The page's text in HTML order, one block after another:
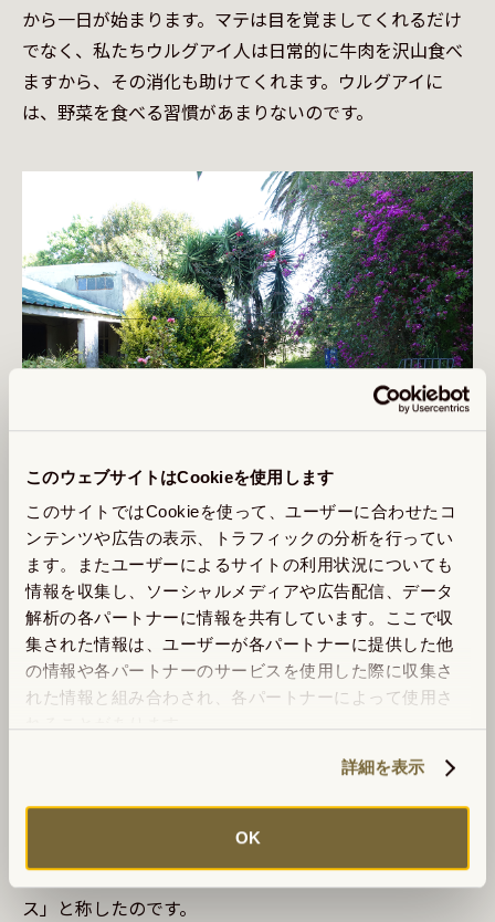
このウェブサイトはCookieを使用します
このサイトではCookieを使って、ユーザーに合わせたコ
ンテンツや広告の表示、トラフィックの分析を行ってい
ます。またユーザーによるサイトの利用状況についても
情報を収集し、ソーシャルメディアや広告配信、データ
解析の各パートナーに情報を共有しています。ここで収
集された情報は、ユーザーが各パートナーに提供した他
の情報や各パートナーのサービスを使用した際に収集さ
れた情報と組み合わされ、各パートナーによって使用さ
詳細を表示
OK
から一日が始まります。マテは目を覚ましてくれるだけ
でなく、私たちウルグアイ人は日常的に牛肉を沢山食べ
ますから、その消化も助けてくれます。ウルグアイに
は、野菜を食べる習慣があまりないのです。
——所属されていた「トゥパマロス」と、その名の由来
である「トゥパク・アマル」について簡潔にご説明いた
だけますか？
トゥパク・アマルという人物は、先住民であるインカ
帝国のリーダーで、スペイン植民者に対する抵抗運動を
はじめて、最後には殺害されてしまいました。そういっ
た経緯があり、インディオのスペインに対する「抵抗の
我々はここウルグアイで、もう５０年近く前の今とは
まったく異なる時代に、民族解放運動をはじめました。
その時にトゥパク・アマルに因み、運動を「トゥパマロ
ス」と称したのです。